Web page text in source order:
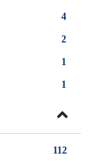
4
2
1
1
112